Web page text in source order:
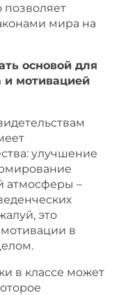
мира на
основой для
и мотивацией
улучшение
атмосферы –
это
в
в классе может